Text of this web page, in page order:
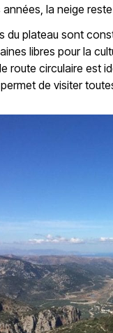
la neige
du plateau sont
libres pour la
route circulaire est
de visiter